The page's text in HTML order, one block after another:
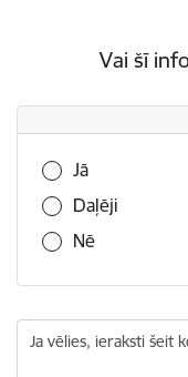
Vai šī
Vai šī informācija
Jā
Daļēji
Nē
Ja vēlies, ieraksti šeit